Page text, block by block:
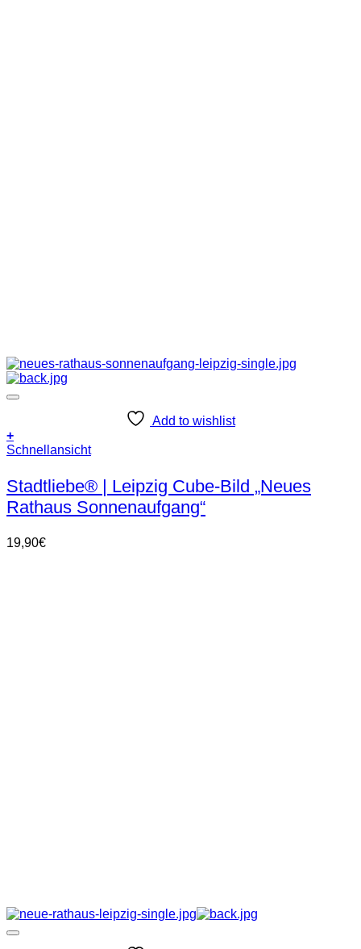
Add to wishlist
+
Schnellansicht
Stadtliebe® | Leipzig Cube-Bild „Neues
Rathaus Sonnenaufgang“
19,90€